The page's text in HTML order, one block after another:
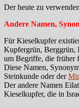
Der heute zu
Andere Namen,
Für Kieselkupfer
Kupfergrün, Berggrün,
um Begriffe, die früher
Diese Namen,
Steinkunde oder der
Der andere Namen
Kieselkupfer, die in